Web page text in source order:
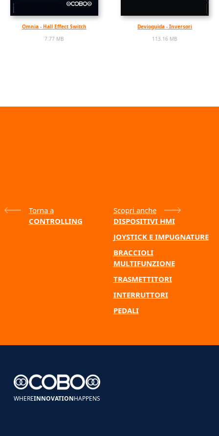
Omnia - Hall Effect Switch
7.77 MB
Devioguida - Inversori
113.16 MB
Torna a
CONTROLLING
Scopri anche
DISPOSITIVI HMI
JOYSTICK E IMPUGNATURE
BRACCIOLI
MULTIFUNZIONE
TRASMETTITORI
INTERRUTTORI
PEDALI
WHEREINNOVATIONHAPPENS